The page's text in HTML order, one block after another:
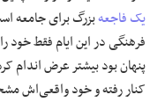
یک فاجعهبزرگ برای جامعه
فرهنگی در این ایام فقط خود
پنهان بود بیشتر عرض اندام
کنار رفته و خود واقعی‌اش